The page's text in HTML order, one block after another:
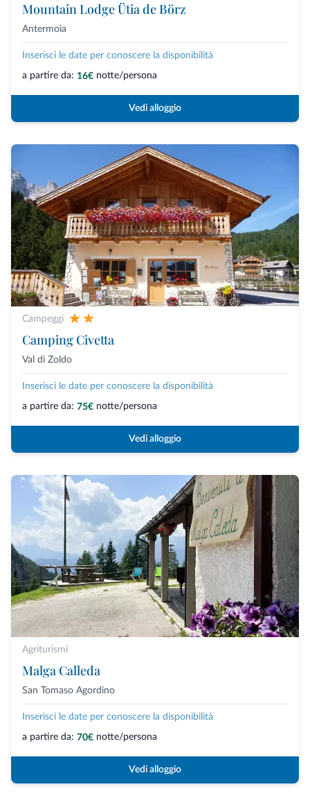
Mountain Lodge Ütia de Börz
Antermoia
Inserisci le date per conoscere la disponibilità
a partire da: 16€ notte/persona
Vedi alloggio
Campeggi
Camping Civetta
Val di Zoldo
Inserisci le date per conoscere la disponibilità
a partire da: 75€ notte/persona
Vedi alloggio
Agriturismi
Malga Calleda
San Tomaso Agordino
Inserisci le date per conoscere la disponibilità
a partire da: 70€ notte/persona
Vedi alloggio